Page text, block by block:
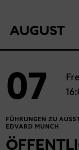
AUGUST
07
FÜHRUNGEN ZU
EDVARD MUNCH